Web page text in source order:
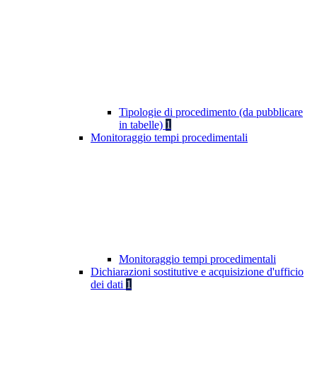
Tipologie di procedimento (da pubblicare
in tabelle) 1
Monitoraggio tempi procedimentali
Monitoraggio tempi procedimentali
Dichiarazioni sostitutive e acquisizione d'ufficio
dei dati 1